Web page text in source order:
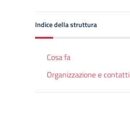
Indice della struttura
Cosa fa
Organizzazione e contatti